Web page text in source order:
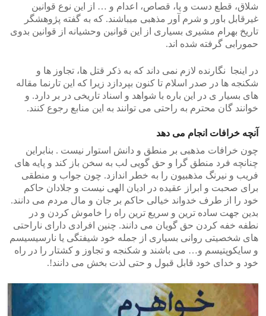
شلاق، قطع دست و پا، قصاص، اعدام و … از این نوع قوانین
غیرقابل باور و شرم آور مذهبی میباشند. که به گفته پژوهشگر
تاریخ بهرام مشیری بسیاری از این قوانین وحشیانه از قوانین بدوی
حمورابی گرفته شده اند.
در اینجا نگارنده لازم نمی داند که به ذکر قتل ها، تجاوز ها و
شکنجه ها در صدر اسلام تا کنون بپردازد زیرا که این تارنما مقاله
های بسیار ی در این باره با شواهد و اسناد تاریخی در بر دارد. و
خوانند گان محترم به راحتی می توانند به این منابع رجوع کنند.
آنچه خرافات انجام می دهد
چون خرافات مذهبی بر منطق و دانش استوار نیست . بنابراین
چنانچه فرد منطق گرا و حق گویی لب به سخن باز کند و پایه های
فریب و نیرنگ مذهبیون را به خطر اندازد. چون جواب و منطقی
برای صحبت و ابراز عقیده در ادیان الهی نیست و جلادان حاکم
خود را از طرف خدواند خیالی حاکم بر جان و مال مردم می دانند.
بدین جهت ساده ترین و سریع ترین راه را خاموش کردن و در
نطفه خفه کردن حق گویان می دانند. چنین افرادی دارای ناراحتی
های شخصیتی روانی بسیاری از جمله خود شیفتگی یا نارسیسیسم
و سایکوپتیسم و… می باشند و شکنجه و تجاوز و کشتار را در راه
خود و خدای خود قابل قبول و حتی لذت بخش می دانند!.